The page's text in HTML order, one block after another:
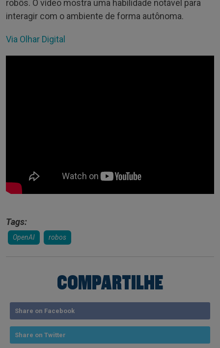
robôs. O vídeo mostra uma habilidade notável para
interagir com o ambiente de forma autônoma.
Via Olhar Digital
Tags:
OpenAI robos
COMPARTILHE
Share on Facebook
Share on Twitter